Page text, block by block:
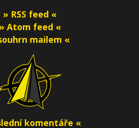
» RSS feed «
» Atom feed «
mailem «
komentáře «